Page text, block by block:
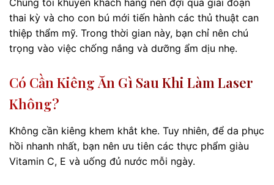
Chúng tôi khuyên khách hàng nên đợi qua giai đoạn
thai kỳ và cho con bú mới tiến hành các thủ thuật can
thiệp thẩm mỹ. Trong thời gian này, bạn chỉ nên chú
trọng vào việc chống nắng và dưỡng ẩm dịu nhẹ.
Có Cần Kiêng Ăn Gì Sau Khi Làm Laser
Không?
Không cần kiêng khem khắt khe. Tuy nhiên, để da phục
hồi nhanh nhất, bạn nên ưu tiên các thực phẩm giàu
Vitamin C, E và uống đủ nước mỗi ngày.